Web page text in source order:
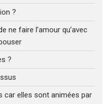
?
ne faire l’amour qu’avec
?
car elles sont animées par